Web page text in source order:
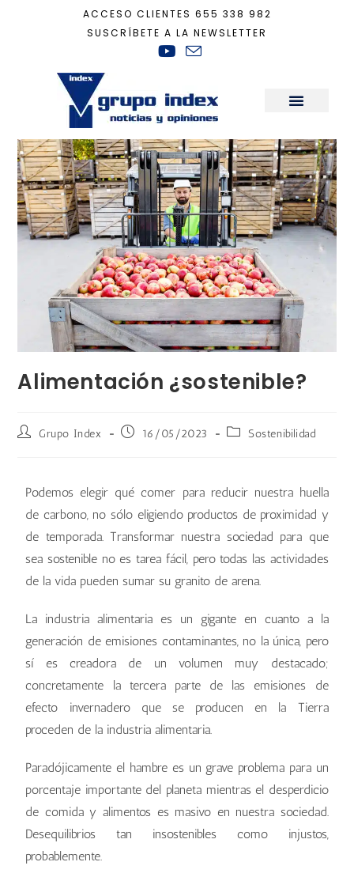
ACCESO CLIENTES 655 338 982
SUSCRÍBETE A LA NEWSLETTER
Sostenibilidad
Alimentación ¿sostenible?
Grupo Index 16/05/2023 Sostenibilidad
Podemos elegir qué comer para reducir nuestra huella
de carbono, no sólo eligiendo productos de proximidad y
de temporada. Transformar nuestra sociedad para que
sea sostenible no es tarea fácil, pero todas las actividades
de la vida pueden sumar su granito de arena.
La industria alimentaria es un gigante en cuanto a la
generación de emisiones contaminantes, no la única, pero
sí es creadora de un volumen muy destacado;
concretamente la tercera parte de las emisiones de
efecto invernadero que se producen en la Tierra
proceden de la industria alimentaria.
Paradójicamente el hambre es un grave problema para un
porcentaje importante del planeta mientras el desperdicio
de comida y alimentos es masivo en nuestra sociedad.
Desequilibrios tan insostenibles como injustos,
probablemente.